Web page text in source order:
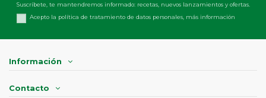
Suscríbete, te mantendremos informado: recetas, nuevos lanzamientos y ofertas.
Acepto la política de tratamiento de datos personales, más información
Información
Contacto